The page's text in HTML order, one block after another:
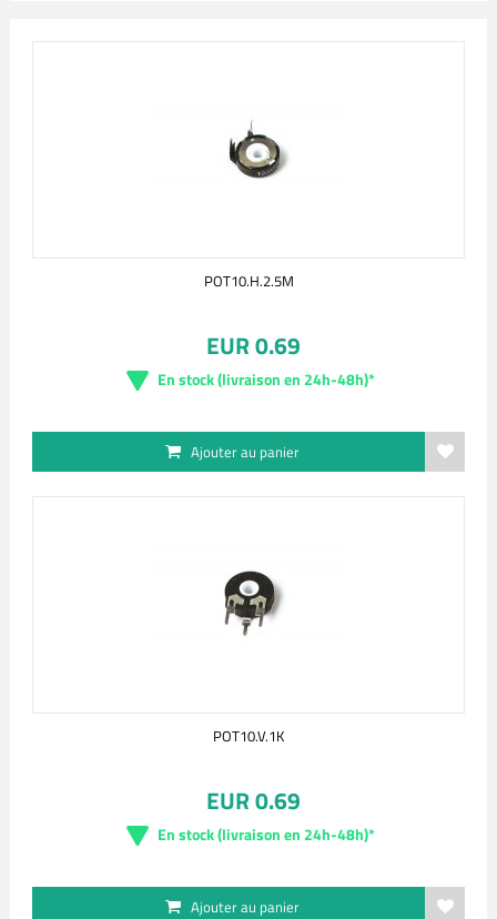
POT10.H.2.5M
EUR 0.69
En stock (livraison en 24h-48h)*
Ajouter au panier
POT10.V.1K
EUR 0.69
En stock (livraison en 24h-48h)*
Ajouter au panier